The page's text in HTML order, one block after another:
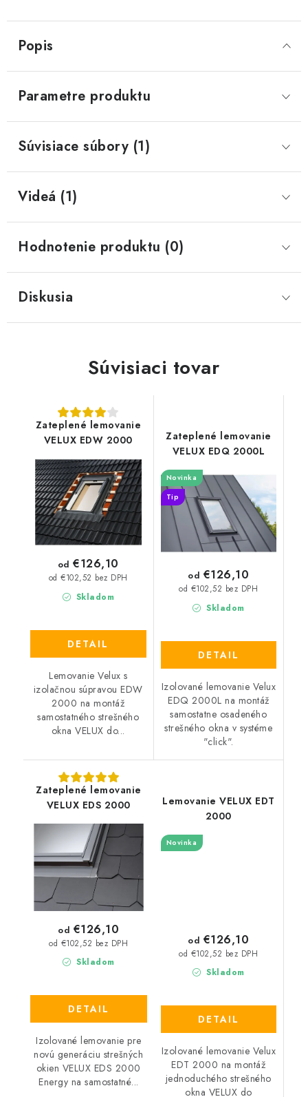
Popis
Parametre produktu
Súvisiace súbory (1)
Videá (1)
Hodnotenie produktu (0)
Diskusia
Súvisiaci tovar
Zateplené lemovanie
VELUX EDW 2000
Skladom
od €102,52 bez DPH
od €126,10
DETAIL
Lemovanie Velux s
izolačnou súpravou EDW
2000 na montáž
samostatného strešného
okna VELUX do...
Zateplené lemovanie
VELUX EDQ 2000L
Novinka
Tip
Skladom
od €102,52 bez DPH
od €126,10
DETAIL
Izolované lemovanie Velux
EDQ 2000L na montáž
samostatne osadeného
strešného okna v systéme
"click".
Zateplené lemovanie
VELUX EDS 2000
Skladom
od €102,52 bez DPH
od €126,10
DETAIL
Izolované lemovanie pre
novú generáciu strešných
okien VELUX EDS 2000
Energy na samostatné...
Lemovanie VELUX EDT
2000
Novinka
Skladom
od €102,52 bez DPH
od €126,10
DETAIL
Izolované lemovanie Velux
EDT 2000 na montáž
jednoduchého strešného
okna VELUX do